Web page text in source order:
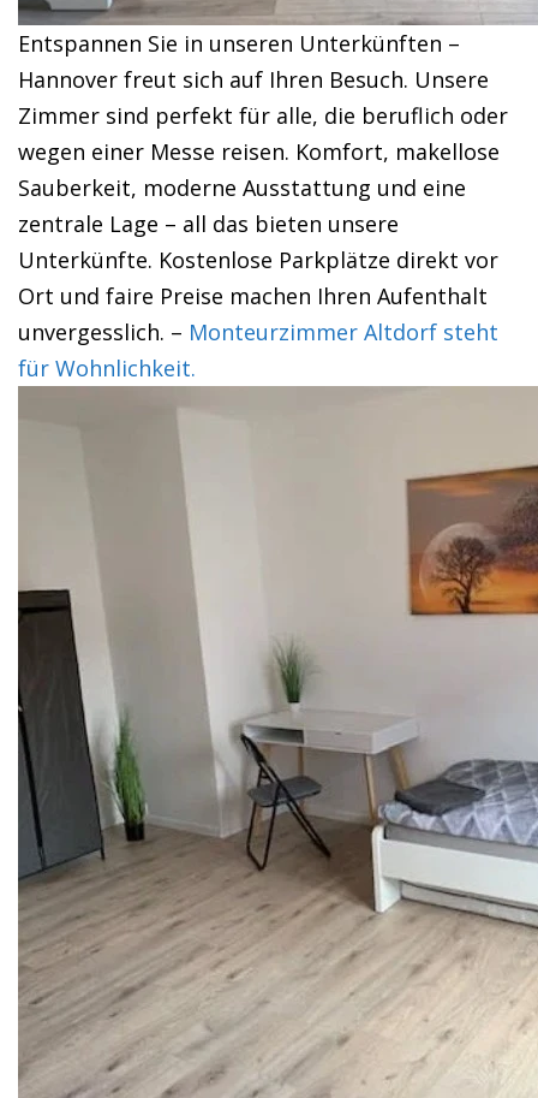
Entspannen Sie in unseren Unterkünften –
Hannover freut sich auf Ihren Besuch. Unsere
Zimmer sind perfekt für alle, die beruflich oder
wegen einer Messe reisen. Komfort, makellose
Sauberkeit, moderne Ausstattung und eine
zentrale Lage – all das bieten unsere
Unterkünfte. Kostenlose Parkplätze direkt vor
Ort und faire Preise machen Ihren Aufenthalt
unvergesslich. – Monteurzimmer Altdorf steht
für Wohnlichkeit.